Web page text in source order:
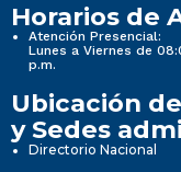
Horarios de
Atención Presencial:
Lunes a Viernes de
p.m.
Ubicación
y Sedes
Directorio Nacional